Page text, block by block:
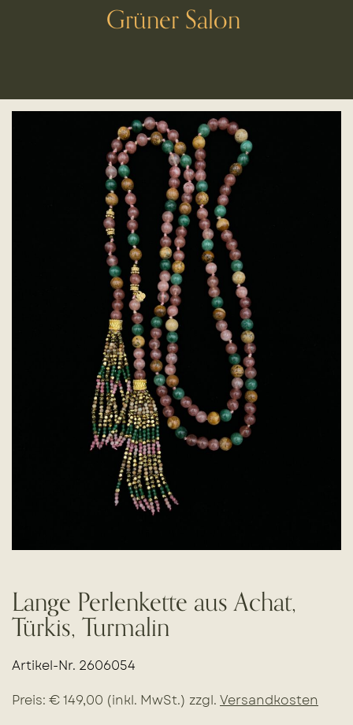
Grüner Salon
Lange Perlenkette aus Achat,
Türkis, Turmalin
Artikel-Nr. 2606054
Preis: € 149,00 (inkl. MwSt.) zzgl. Versandkosten